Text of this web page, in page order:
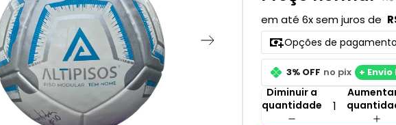
em até 6x sem juros de
Opções de
3% OFF no pix +
Diminuir a
quantidade